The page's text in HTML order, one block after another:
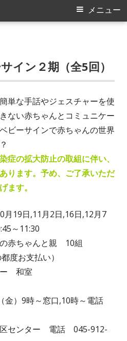
区センター メニュー
イン２期（全5回）
単な手話やジェスチャーを使
ない赤ちゃんとコミュニケー
ビーサインで赤ちゃんの世界
症の拡大防止の取組に伴い、
ります。予め、ご了承いただ
ます。
月19日,11月2日,16日,12月7
～11:30
赤ちゃんと親 10組
度お支払い）
ー 和室
金）9時～窓口,10時～電話
区センター 電話 045-912-